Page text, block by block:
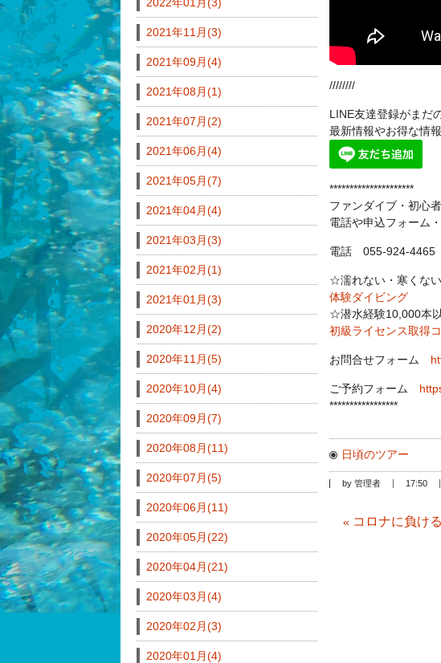
////////
LINE友達登録がまだ
最新情報やお得な情
*********************
ファンダイブ・初心
電話や申込フォーム
電話 055-924-4465
☆濡れない・寒くな
体験ダイビング
☆潜水経験10,000本
初級ライセンス取得
お問合せフォーム
ご予約フォーム
*****************
日頃のツアー
by 管理者 17:50
« コロナに負け
2021年11月(3)
2021年09月(4)
2021年08月(1)
2021年07月(2)
2021年06月(4)
2021年05月(7)
2021年04月(4)
2021年03月(3)
2021年02月(1)
2021年01月(3)
2020年12月(2)
2020年11月(5)
2020年10月(4)
2020年09月(7)
2020年08月(11)
2020年07月(5)
2020年06月(11)
2020年05月(22)
2020年04月(21)
2020年03月(4)
2020年02月(3)
2020年01月(4)